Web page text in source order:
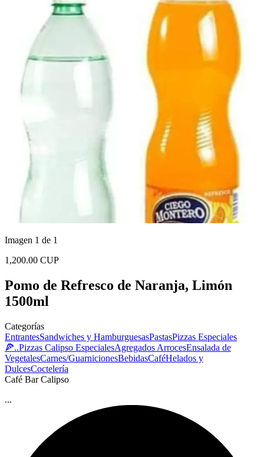
Imagen 1 de 1
1,200.00 CUP
Pomo de Refresco de Naranja, Limón
1500ml
Categorías
EntrantesSandwiches y HamburguesasPastasPizzas Especiales
🍕..Pizzas Calipso EspecialesAgregados ArrocesEnsalada de
VegetalesCarnes/GuarnicionesBebidasCaféHelados y
DulcesCoctelería
Café Bar Calipso
...